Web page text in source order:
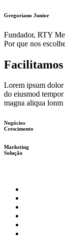
Gregoriano Junior
Fundador, RTY
Por que nos
Facilitamos
Lorem ipsum dolor
do eiusmod
magna aliqua lonm
Negócios
Crescimento
Marketing
Solução